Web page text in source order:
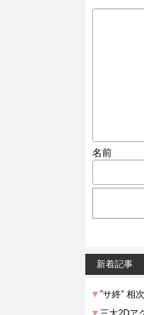
名前
新着記事